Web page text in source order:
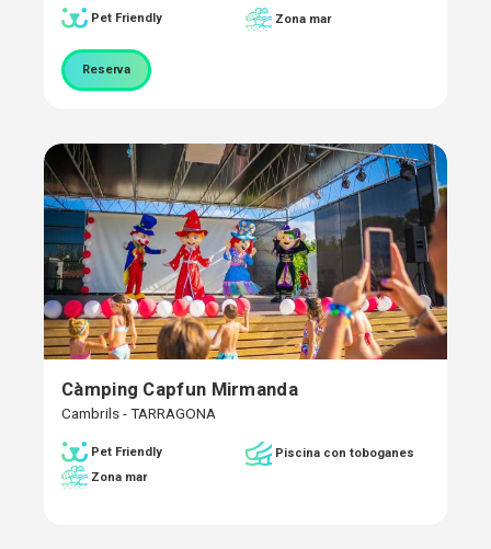
Pet Friendly Zona mar
Reserva
Càmping Capfun Mirmanda
Cambrils - TARRAGONA
Pet Friendly
Piscina con toboganes
Zona mar